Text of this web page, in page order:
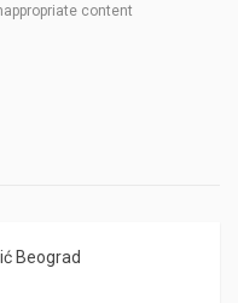
content
Beograd